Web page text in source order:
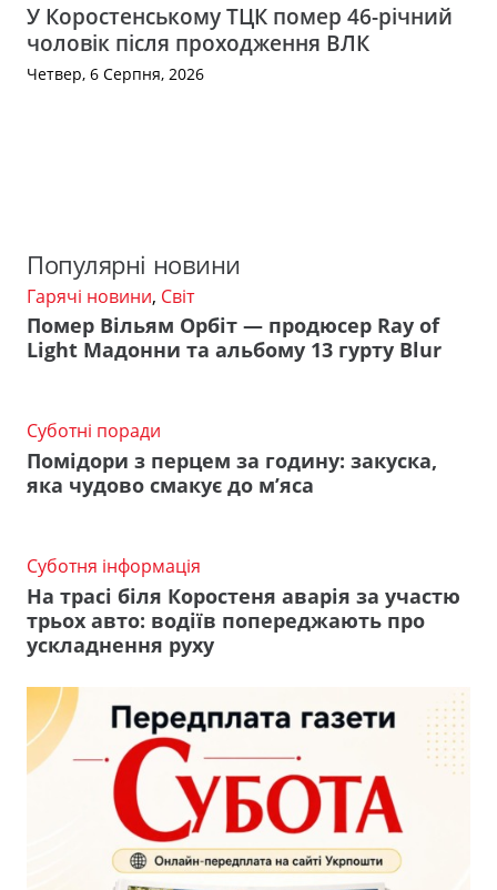
У Коростенському ТЦК помер 46-річний
чоловік після проходження ВЛК
Четвер, 6 Серпня, 2026
Популярні новини
Гарячі новини, Світ
Помер Вільям Орбіт — продюсер Ray of
Light Мадонни та альбому 13 гурту Blur
Суботні поради
Помідори з перцем за годину: закуска,
яка чудово смакує до м’яса
Суботня інформація
На трасі біля Коростеня аварія за участю
трьох авто: водіїв попереджають про
ускладнення руху